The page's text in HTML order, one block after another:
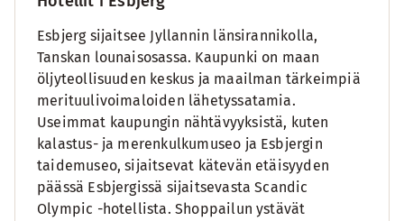
Esbjerg sijaitsee Jyllannin länsirannikolla,
Tanskan lounaisosassa. Kaupunki on maan
öljyteollisuuden keskus ja maailman tärkeimpiä
merituulivoimaloiden lähetyssatamia.
Useimmat kaupungin nähtävyyksistä, kuten
kalastus- ja merenkulkumuseo ja Esbjergin
taidemuseo, sijaitsevat kätevän etäisyyden
päässä Esbjergissä sijaitsevasta Scandic
Olympic -hotellista. Shoppailun ystävät